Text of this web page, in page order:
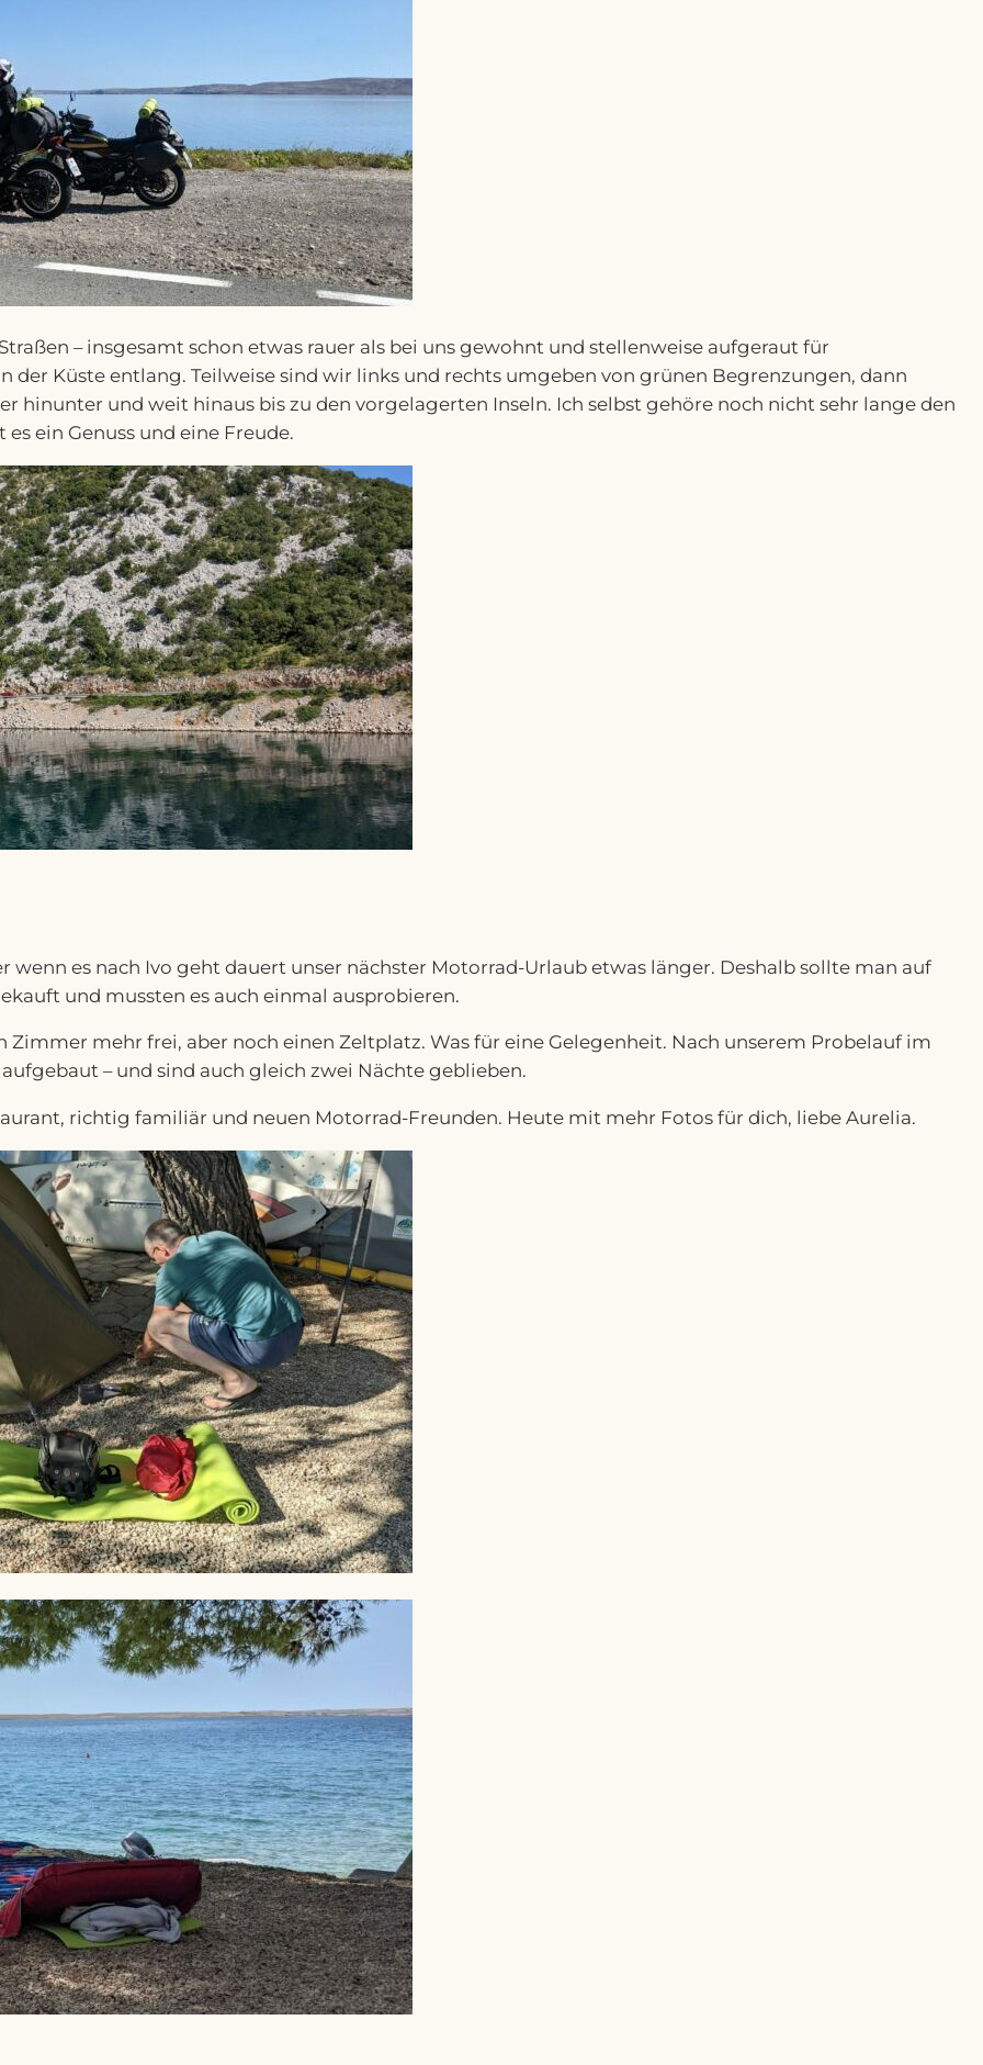
– insgesamt schon etwas rauer als bei uns gewohnt und stellenweise aufgeraut für
der Küste entlang. Teilweise sind wir links und rechts umgeben von grünen Begrenzungen, dann
hinunter und weit hinaus bis zu den vorgelagerten Inseln. Ich selbst gehöre noch nicht sehr lange den
ein Genuss und eine Freude.
wenn es nach Ivo geht dauert unser nächster Motorrad-Urlaub etwas länger. Deshalb sollte man auf
und mussten es auch einmal ausprobieren.
mehr frei, aber noch einen Zeltplatz. Was für eine Gelegenheit. Nach unserem Probelauf im
– und sind auch gleich zwei Nächte geblieben.
richtig familiär und neuen Motorrad-Freunden. Heute mit mehr Fotos für dich, liebe Aurelia.